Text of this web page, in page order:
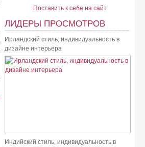
Поставить к себе на сайт
ЛИДЕРЫ ПРОСМОТРОВ
Ирландский стиль, индивидуальность в
дизайне интерьера
Индийский стиль, индивидуальность в